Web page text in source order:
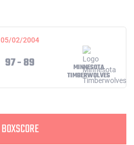
05/02/2004
97 - 89
MINNESOTA
TIMBERWOLVES
BOXSCORE